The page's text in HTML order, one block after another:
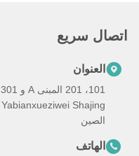
اتصال سريع
العنوان
الصين
الهاتف